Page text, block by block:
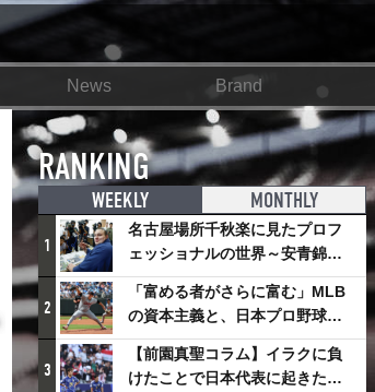
News Brand
RANKING
WEEKLY MONTHLY
1
名古屋場所千秋楽に見たプロフ
ェッショナルの世界～安青錦の
優勝を巡るさまざまなドラマ
2
「富める者がさらに富む」MLB
の資本主義と、日本プロ野球が
踏み出せない一歩
3
【前園真聖コラム】イラクに負
けたことで日本代表に起きたプ